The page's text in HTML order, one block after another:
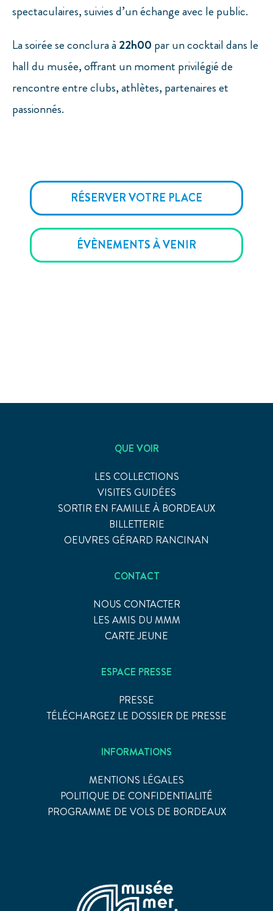
spectaculaires, suivies d’un échange avec le public.
La soirée se conclura à22h00 par un cocktail dans le
hall du musée, offrant un moment privilégié de
rencontre entre clubs, athlètes, partenaires et
passionnés.
RÉSERVER VOTRE PLACE
ÉVÈNEMENTS À VENIR
QUE VOIR
LES COLLECTIONS
VISITES GUIDÉES
SORTIR EN FAMILLE À BORDEAUX
BILLETTERIE
OEUVRES GÉRARD RANCINAN
CONTACT
NOUS CONTACTER
LES AMIS DU MMM
CARTE JEUNE
ESPACE PRESSE
PRESSE
TÉLÉCHARGEZ LE DOSSIER DE PRESSE
INFORMATIONS
MENTIONS LÉGALES
POLITIQUE DE CONFIDENTIALITÉ
PROGRAMME DE VOLS DE BORDEAUX